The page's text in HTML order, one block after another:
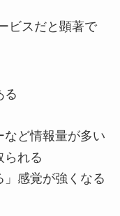
ビスだと顕著で
る
ど情報量が多い
られる
」感覚が強くなる